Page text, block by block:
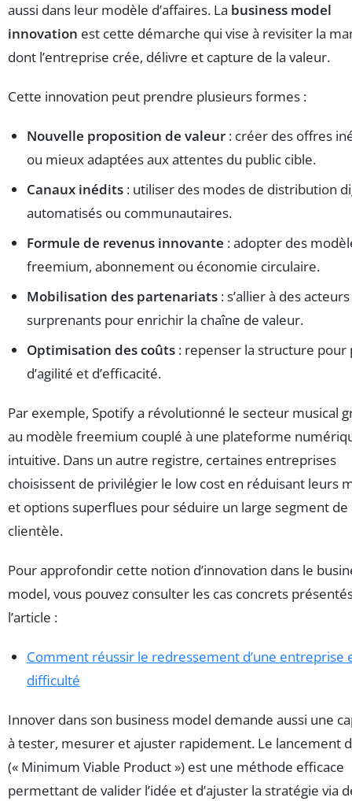
aussi dans leur modèle d’affaires. La business model
innovation est cette démarche qui vise à revisiter la
dont l’entreprise crée, délivre et capture de la valeur.
Cette innovation peut prendre plusieurs formes :
Nouvelle proposition de valeur : créer des offres
ou mieux adaptées aux attentes du public cible.
Canaux inédits : utiliser des modes de distribution
automatisés ou communautaires.
Formule de revenus innovante : adopter des
freemium, abonnement ou économie circulaire.
Mobilisation des partenariats : s’allier à des acteurs
surprenants pour enrichir la chaîne de valeur.
Optimisation des coûts : repenser la structure pour
d’agilité et d’efficacité.
Par exemple, Spotify a révolutionné le secteur musical
au modèle freemium couplé à une plateforme
intuitive. Dans un autre registre, certaines entreprises
choisissent de privilégier le low cost en réduisant leurs
et options superflues pour séduire un large segment de
clientèle.
Pour approfondir cette notion d’innovation dans le
model, vous pouvez consulter les cas concrets
l’article :
Comment réussir le redressement d’une entreprise
difficulté
Innover dans son business model demande aussi une
à tester, mesurer et ajuster rapidement. Le lancement
(« Minimum Viable Product ») est une méthode efficace
permettant de valider l’idée et d’ajuster la stratégie via